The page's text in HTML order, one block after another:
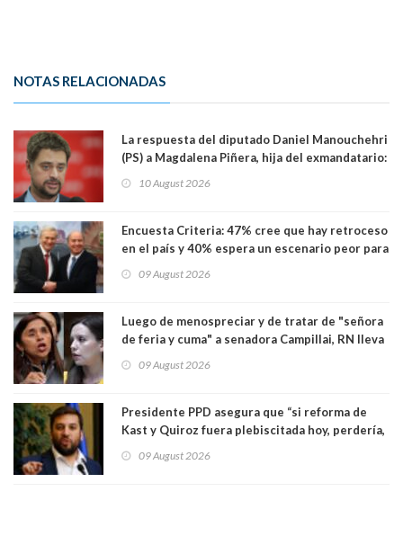
NOTAS RELACIONADAS
La respuesta del diputado Daniel Manouchehri
(PS) a Magdalena Piñera, hija del exmandatario:
creían intocables"
10 August 2026
Encuesta Criteria: 47% cree que hay retroceso
en el país y 40% espera un escenario peor para
09 August 2026
Luego de menospreciar y de tratar de "señora
de feria y cuma" a senadora Campillai, RN lleva
09 August 2026
Presidente PPD asegura que “si reforma de
Kast y Quiroz fuera plebiscitada hoy, perdería,
a favor de la oposición, sería una victoria de la
09 August 2026